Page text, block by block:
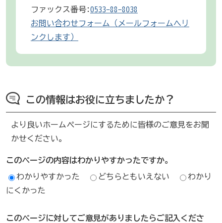
ファックス番号:0533-88-8038
お問い合わせフォーム（メールフォームへリ
ンクします）
この情報はお役に立ちましたか？
より良いホームページにするために皆様のご意見をお聞
かせください。
このページの内容はわかりやすかったですか。
わかりやすかった どちらともいえない
わかり
にくかった
このページに対してご意見がありましたらご記入くださ